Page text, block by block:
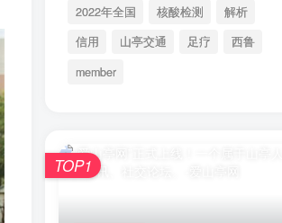
2022年全国
核酸检测
解析
信用
山亭交通 足疗
西鲁
member
TOP1